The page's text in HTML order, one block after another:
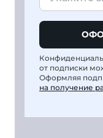
от подписки
Оформляя
на получение